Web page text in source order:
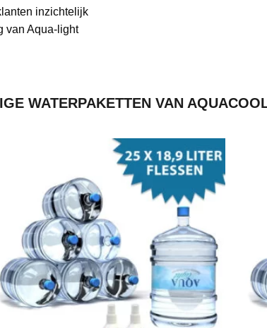
inzichtelijk
van Aqua-light
WATERPAKETTEN VAN